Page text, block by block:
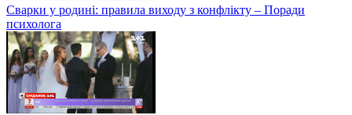
Сварки у родині: правила виходу з конфлікту – Поради
психолога